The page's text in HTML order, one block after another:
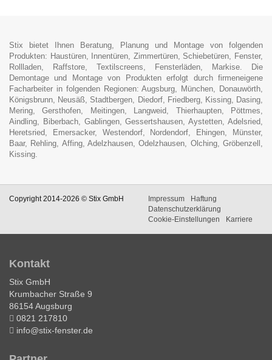
Stix bietet Ihnen Beratung, Planung und Montage von folgenden
Produkten: Haustüren, Innentüren, Zimmertüren, Schiebetüren, Fenster,
Rollladen, Raffstore, Textilscreens, Fensterläden, Markise. Die
Demontage und Montage von Produkten erfolgt durch firmeneigene
Facharbeiter in folgenden Regionen: Augsburg, München, Donauwörth,
Königsbrunn, Neusäß, Stadtbergen, Diedorf, Friedberg, Kissing, Dasing,
Mering, Gersthofen, Meitingen, Langweid, Thierhaupten, Pöttmes,
Aindling, Biberbach, Gablingen, Gessertshausen, Aystetten, Adelsried,
Heretsried, Emersacker, Westendorf, Nordendorf, Ehingen, Münster,
Baar, Rehling, Affing, Adelzhausen, Odelzhausen, Olching, Gröbenzell,
Kissing.
Copyright 2014-2026 © Stix GmbH Impressum
Haftung
Datenschutzerklärung
Cookie-Einstellungen
Karriere
Kontakt
Stix GmbH
Krumbacher Straße 9
86154 Augsburg
0821 217810
info@stix-fenster.de